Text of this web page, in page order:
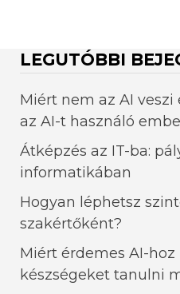
LEGUTÓBBI
Miért nem az AI
az AI-t használó
Átképzés az IT-ba:
informatikában
Hogyan léphetsz
szakértőként?
Miért érdemes AI-hoz
készségeket tanulni